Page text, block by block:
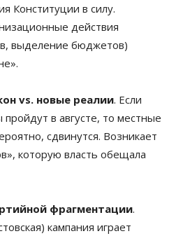
Конституции в силу.
действия
выделение бюджетов)
vs. новые реалии. Если
в августе, то местные
сдвинутся. Возникает
которую власть обещала
фрагментации.
кампания играет